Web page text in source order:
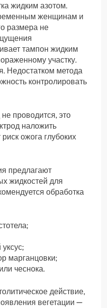
жидким азотом.
женщинам и
размера не
тампон жидким
участку.
Недостатком метода
контролировать
проводится, это
наложить
ожога глубоких
предлагают
жидкостей для
обработка
марганцовки;
чеснока.
действие,
вегетации —